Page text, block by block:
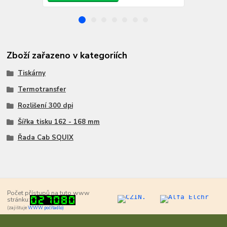
Zboží zařazeno v kategoriích
Tiskárny
Termotransfer
Rozlišení 300 dpi
Šířka tisku 162 - 168 mm
Řada Cab SQUIX
Počet přístupů na tuto www
stránku:
(zajišťujeWWW počítadlo)